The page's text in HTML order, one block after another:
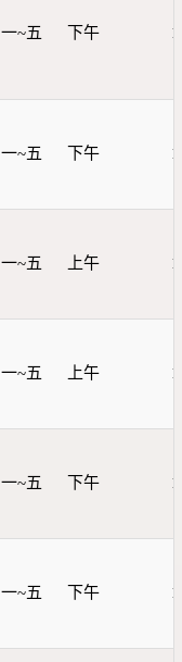
一~五 下午
一~五 下午
一~五 上午
一~五 上午
一~五 下午
一~五 下午